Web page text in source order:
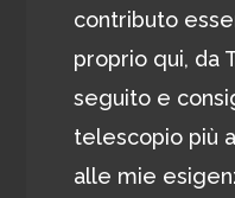
contributo
proprio qui, da
seguito e
telescopio più
alle mie